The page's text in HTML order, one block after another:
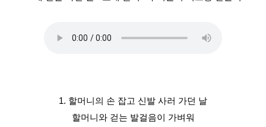
1. 할머니의 손 잡고 신발 사러 가던 날
할머니와 걷는 발걸음이 가벼워